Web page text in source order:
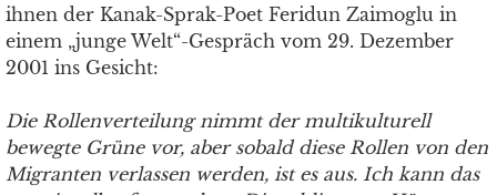
ihnen der Kanak-Sprak-Poet Feridun Zaimoglu in
einem „junge Welt“-Gespräch vom 29. Dezember
2001 ins Gesicht:
Die Rollenverteilung nimmt der multikulturell
bewegte Grüne vor, aber sobald diese Rollen von den
Migranten verlassen werden, ist es aus. Ich kann das